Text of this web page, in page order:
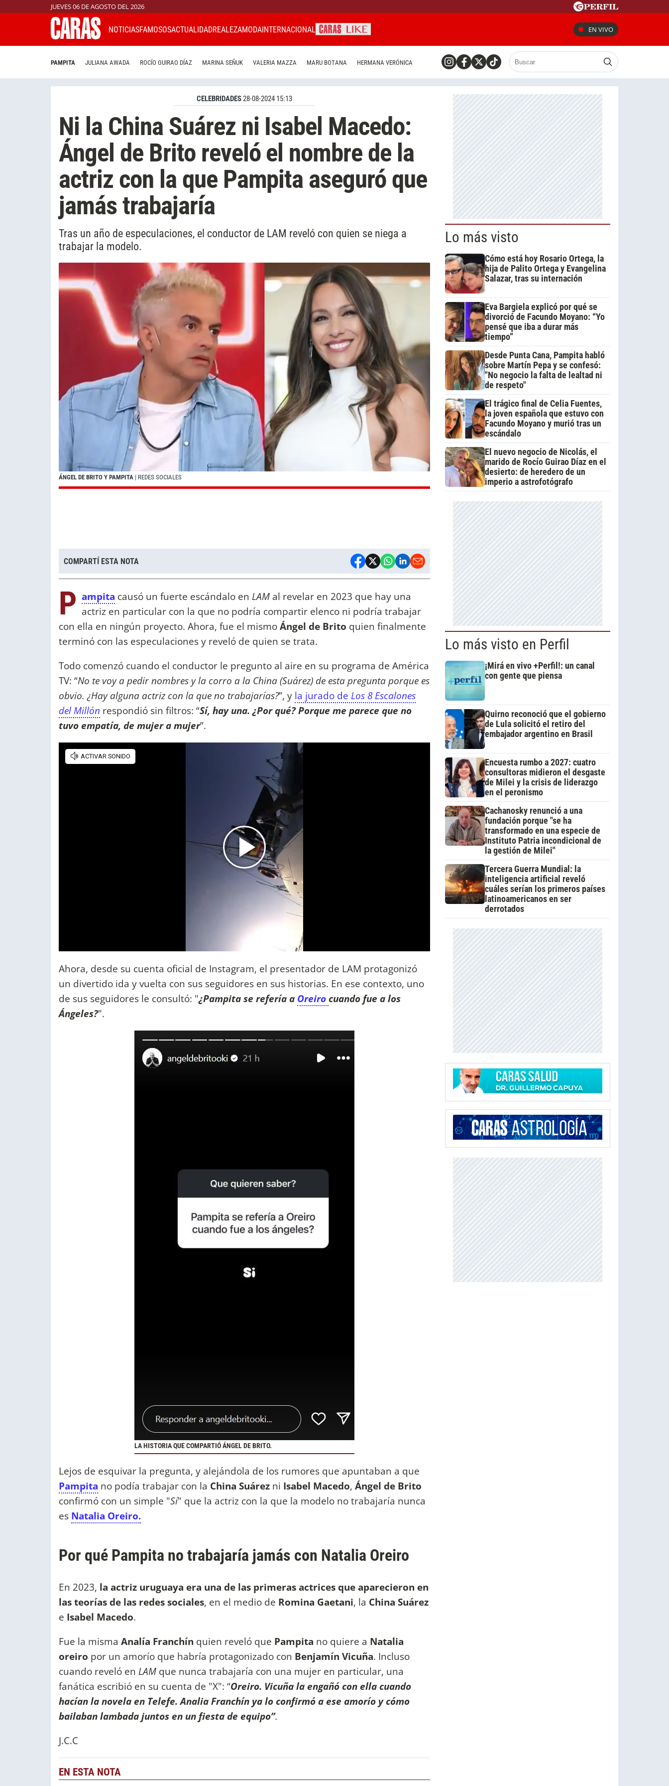
JUEVES 06 DE AGOSTO DEL 2026
NOTICIASFAMOSOSACTUALIDADREALEZAMODAINTERNACIONAL EN VIVO
PAMPITA JULIANA AWADA ROCÍO GUIRAO DÍAZ MARINA SEÑUK VALERIA MAZZA MARU BOTANA HERMANA VERÓNICA
CELEBRIDADES28-08-2024 15:13
Ni la China Suárez ni Isabel Macedo:
Ángel de Brito reveló el nombre de la
actriz con la que Pampita aseguró que
jamás trabajaría
Tras un año de especulaciones, el conductor de LAM reveló con quien se niega a
trabajar la modelo.
ÁNGEL DE BRITO Y PAMPITA | REDES SOCIALES
COMPARTÍ ESTA NOTA
P ampita causó un fuerte escándalo en LAM al revelar en 2023 que hay una
actriz en particular con la que no podría compartir elenco ni podría trabajar
con ella en ningún proyecto. Ahora, fue el mismoÁngel de Brito quien finalmente
terminó con las especulaciones y reveló de quien se trata.
Todo comenzó cuando el conductor le pregunto al aire en su programa de América
TV: “No te voy a pedir nombres y la corro a la China (Suárez) de esta pregunta porque es
obvio. ¿Hay alguna actriz con la que no trabajarías?”, y la jurado de Los 8 Escalones
del Millón respondió sin filtros: “Sí, hay una. ¿Por qué? Porque me parece que no
tuvo empatía, de mujer a mujer”.
Ahora, desde su cuenta oficial de Instagram, el presentador de LAM protagonizó
un divertido ida y vuelta con sus seguidores en sus historias. En ese contexto, uno
de sus seguidores le consultó: "¿Pampita se refería a Oreirocuando fue a los
Ángeles?".
LA HISTORIA QUE COMPARTIÓ ÁNGEL DE BRITO.
Lejos de esquivar la pregunta, y alejándola de los rumores que apuntaban a que
Pampita no podía trabajar con la China Suárez ni Isabel Macedo, Ángel de Brito
confirmó con un simple "Sí" que la actriz con la que la modelo no trabajaría nunca
es Natalia Oreiro.
Por qué Pampita no trabajaría jamás con Natalia Oreiro
En 2023, la actriz uruguaya era una de las primeras actrices que aparecieron en
las teorías de las redes sociales, en el medio de Romina Gaetani, la China Suárez
e Isabel Macedo.
Fue la misma Analía Franchín quien reveló que Pampita no quiere a Natalia
oreiro por un amorío que habría protagonizado con Benjamín Vicuña. Incluso
cuando reveló en LAM que nunca trabajaría con una mujer en particular, una
fanática escribió en su cuenta de "X": “Oreiro. Vicuña la engañó con ella cuando
hacían la novela en Telefe. Analia Franchín ya lo confirmó a ese amorío y cómo
bailaban lambada juntos en un fiesta de equipo”.
J.C.C
EN ESTA NOTA
Lo más visto
Cómo está hoy Rosario Ortega, la
hija de Palito Ortega y Evangelina
Salazar, tras su internación
Eva Bargiela explicó por qué se
divorció de Facundo Moyano: “Yo
pensé que iba a durar más
tiempo”
Desde Punta Cana, Pampita habló
sobre Martín Pepa y se confesó:
"No negocio la falta de lealtad ni
de respeto"
El trágico final de Celia Fuentes,
la joven española que estuvo con
Facundo Moyano y murió tras un
escándalo
El nuevo negocio de Nicolás, el
marido de Rocío Guirao Díaz en el
desierto: de heredero de un
imperio a astrofotógrafo
Lo más visto en Perfil
¡Mirá en vivo +Perfil!: un canal
con gente que piensa
Quirno reconoció que el gobierno
de Lula solicitó el retiro del
embajador argentino en Brasil
Encuesta rumbo a 2027: cuatro
consultoras midieron el desgaste
de Milei y la crisis de liderazgo
en el peronismo
Cachanosky renunció a una
fundación porque "se ha
transformado en una especie de
Instituto Patria incondicional de
la gestión de Milei"
Tercera Guerra Mundial: la
inteligencia artificial reveló
cuáles serían los primeros países
latinoamericanos en ser
derrotados